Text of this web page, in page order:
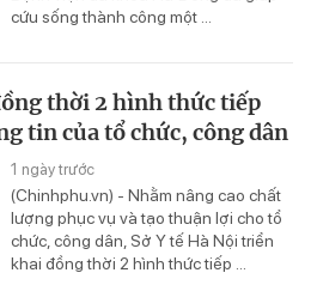
cứu sống thành công một ...
thời 2 hình thức tiếp
tin của tổ chức, công dân
1 ngày trước
(Chinhphu.vn) - Nhằm nâng cao chất
lượng phục vụ và tạo thuận lợi cho tổ
chức, công dân, Sở Y tế Hà Nội triển
khai đồng thời 2 hình thức tiếp ...